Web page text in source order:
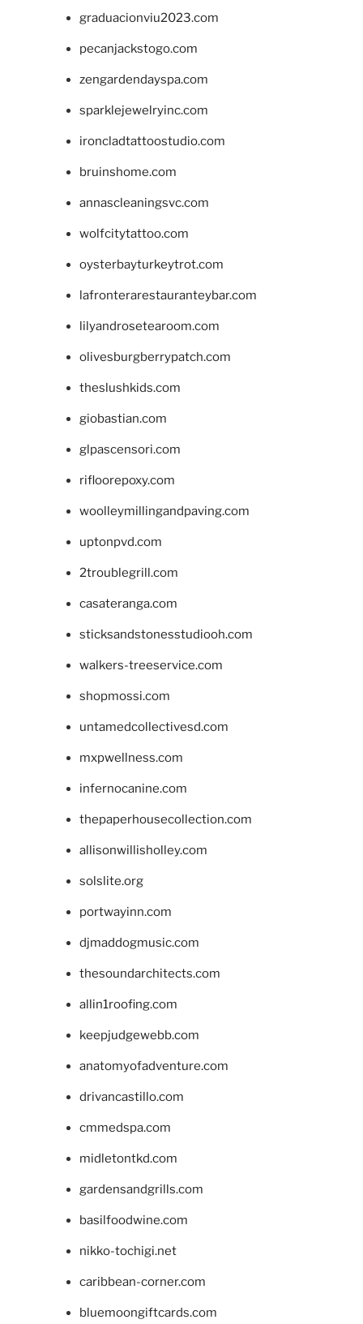
graduacionviu2023.com
pecanjackstogo.com
zengardendayspa.com
sparklejewelryinc.com
ironcladtattoostudio.com
bruinshome.com
annascleaningsvc.com
wolfcitytattoo.com
oysterbayturkeytrot.com
lafronterarestauranteybar.com
lilyandrosetearoom.com
olivesburgberrypatch.com
theslushkids.com
giobastian.com
glpascensori.com
rifloorepoxy.com
woolleymillingandpaving.com
uptonpvd.com
2troublegrill.com
casateranga.com
sticksandstonesstudiooh.com
walkers-treeservice.com
shopmossi.com
untamedcollectivesd.com
mxpwellness.com
infernocanine.com
thepaperhousecollection.com
allisonwillisholley.com
solslite.org
portwayinn.com
djmaddogmusic.com
thesoundarchitects.com
allin1roofing.com
keepjudgewebb.com
anatomyofadventure.com
drivancastillo.com
cmmedspa.com
midletontkd.com
gardensandgrills.com
basilfoodwine.com
nikko-tochigi.net
caribbean-corner.com
bluemoongiftcards.com